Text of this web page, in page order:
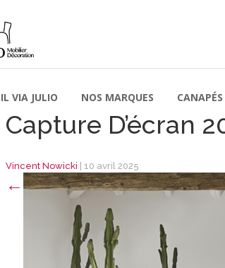
VIA JULIO NOS MARQUES CANAPÉS
Capture D’écran
Vincent Nowicki 10 avril 2025
←